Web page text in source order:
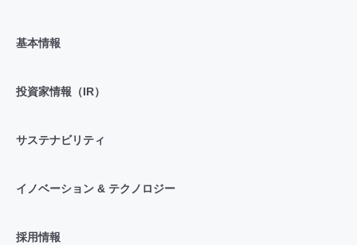
基本情報
投資家情報（IR）
サステナビリティ
イノベーション & テクノロジー
採用情報